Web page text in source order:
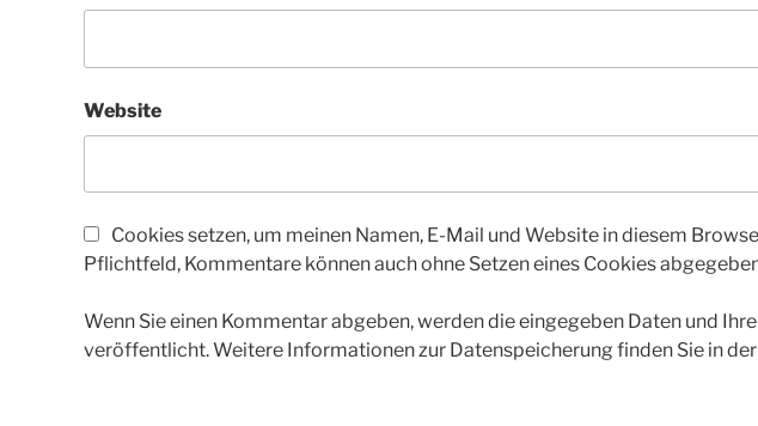
Website
Cookies setzen, um meinen Namen, E-Mail und Website in diesem
Pflichtfeld, Kommentare können auch ohne Setzen eines Cookies
Wenn Sie einen Kommentar abgeben, werden die eingegeben Daten und
veröffentlicht. Weitere Informationen zur Datenspeicherung finden Sie in der